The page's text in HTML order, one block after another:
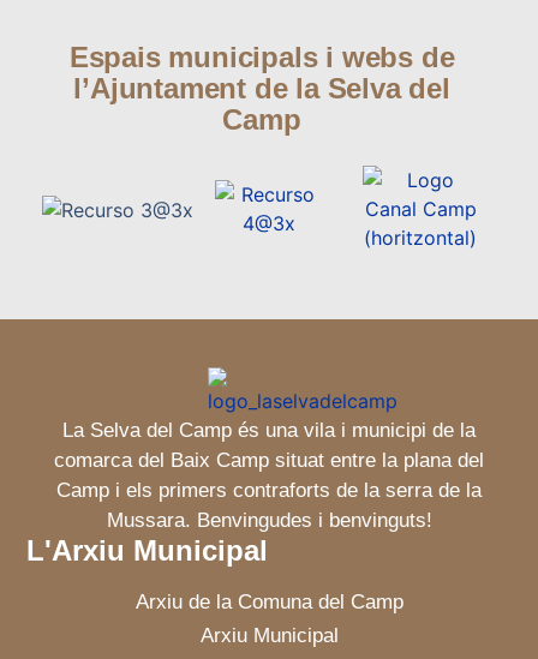
Espais municipals i webs de
l’Ajuntament de la Selva del
Camp
La Selva del Camp és una vila i municipi de la
comarca del Baix Camp situat entre la plana del
Camp i els primers contraforts de la serra de la
Mussara. Benvingudes i benvinguts!
L'Arxiu Municipal
Arxiu de la Comuna del Camp
Arxiu Municipal